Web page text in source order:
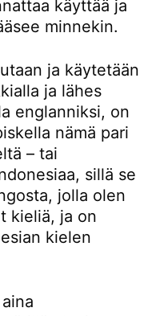
käyttää ja
minnekin.
ja käytetään
ja lähes
englanniksi, on
nämä pari
– tai
sillä se
jolla olen
kieliä, ja on
kielen